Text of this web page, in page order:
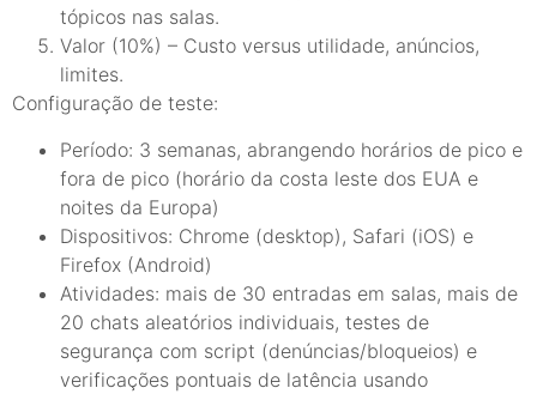
tópicos nas salas.
Valor (10%) – Custo versus utilidade, anúncios,
limites.
Configuração de teste:
Período: 3 semanas, abrangendo horários de pico e
fora de pico (horário da costa leste dos EUA e
noites da Europa)
Dispositivos: Chrome (desktop), Safari (iOS) e
Firefox (Android)
Atividades: mais de 30 entradas em salas, mais de
20 chats aleatórios individuais, testes de
segurança com script (denúncias/bloqueios) e
verificações pontuais de latência usando